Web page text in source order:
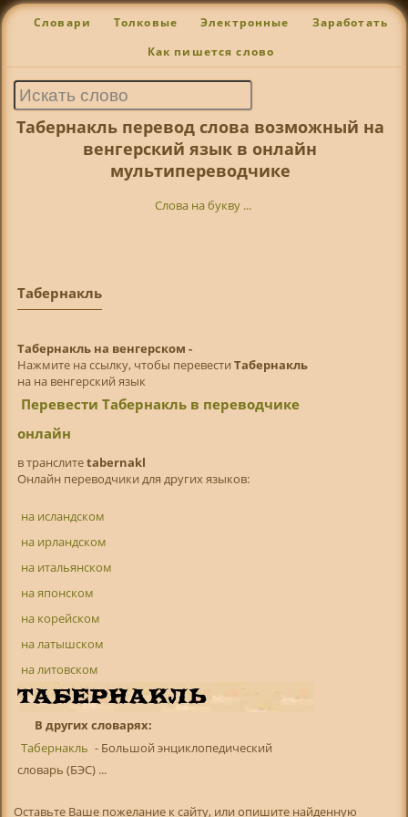
Словари Толковые Электронные Заработать
Как пишется слово
Табернакль перевод слова возможный на
венгерский язык в онлайн
мультипереводчике
Слова на букву ...
Табернакль
Табернакль на венгерском -
Нажмите на ссылку, чтобы перевести Табернакль
на на венгерский язык
Перевести Табернакль в переводчике
онлайн
в транслитetabernakl
Онлайн переводчики для других языков:
на исландском
на ирландском
на итальянском
на японском
на корейском
на латышском
на литовском
В других словарях:
Табернакль - Большой энциклопедический
словарь (БЭС) ...
Оставьте Ваше пожелание к сайту, или опишите найденную